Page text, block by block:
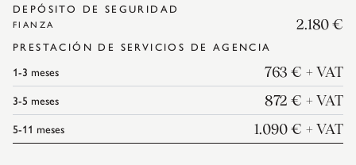
DEPÓSITO DE SEGURIDAD
FIANZA 2.180 €
PRESTACIÓN DE SERVICIOS DE AGENCIA
1-3 meses 763 € + VAT
3-5 meses 872 € + VAT
5-11 meses 1.090 € + VAT